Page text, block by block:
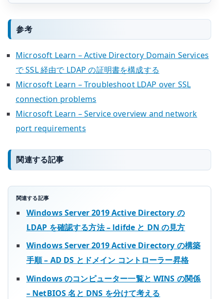
参考
Microsoft Learn – Active Directory Domain Services
で SSL 経由で LDAP の証明書を構成する
Microsoft Learn – Troubleshoot LDAP over SSL
connection problems
Microsoft Learn – Service overview and network
port requirements
関連する記事
関連する記事
Windows Server 2019 Active Directory の
LDAP を確認する方法 – ldifde と DN の見方
Windows Server 2019 Active Directory の構築
手順 – AD DS とドメイン コントローラー昇格
Windows のコンピューター一覧と WINS の関係
– NetBIOS 名と DNS を分けて考える